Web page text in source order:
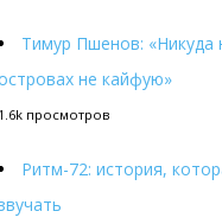
Тимур Пшенов: «Никуда
не кайфую»
просмотров
Ритм-72: история,